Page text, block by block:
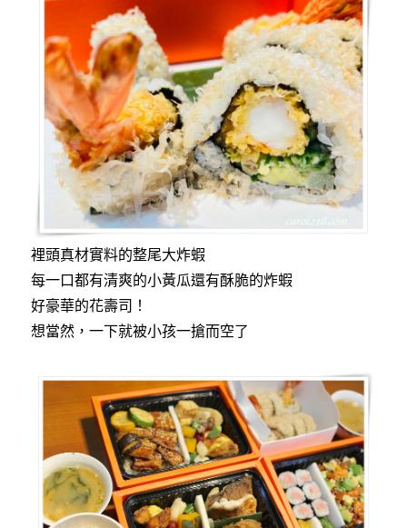
裡頭真材實料的整尾大炸蝦
每一口都有清爽的小黃瓜還有酥脆的炸蝦
好豪華的花壽司！
想當然，一下就被小孩一搶而空了